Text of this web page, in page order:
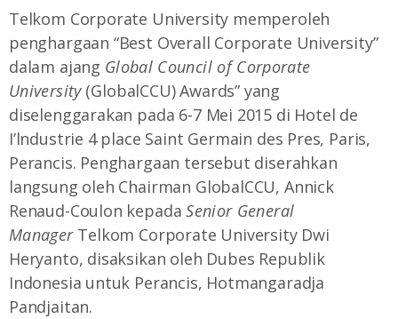
Telkom Corporate University memperoleh
penghargaan “Best Overall Corporate University”
dalam ajang Global Council of Corporate
University(GlobalCCU) Awards” yang
diselenggarakan pada 6-7 Mei 2015 di Hotel de
I’lndustrie 4 place Saint Germain des Pres, Paris,
Perancis. Penghargaan tersebut diserahkan
langsung oleh Chairman GlobalCCU, Annick
Renaud-Coulon kepadaSenior General
ManagerTelkom Corporate University Dwi
Heryanto, disaksikan oleh Dubes Republik
Indonesia untuk Perancis, Hotmangaradja
Pandjaitan.